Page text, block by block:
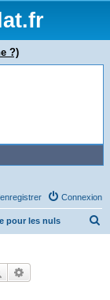
?)
Connexion
pour les nuls
Rechercher